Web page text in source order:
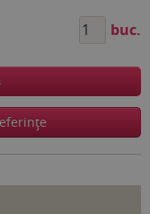
buc.